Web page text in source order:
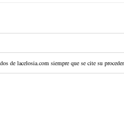
de lacelosia.com siempre que se cite su